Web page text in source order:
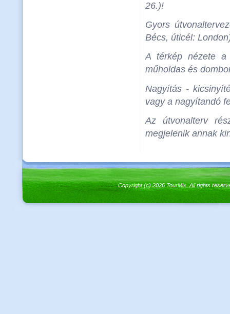
26.)!
Gyors
Bécs, úticél:
A térkép nézete a
műholdas és
Nagyítás -
vagy a nagyítandó
Az útvonalterv
megjelenik annak
Copyright (c) 2026 TourMix. All rights